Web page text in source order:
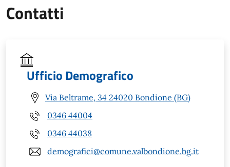
Contatti
Ufficio Demografico
Via Beltrame, 34 24020 Bondione (BG)
0346 44004
0346 44038
demografici@comune.valbondione.bg.it